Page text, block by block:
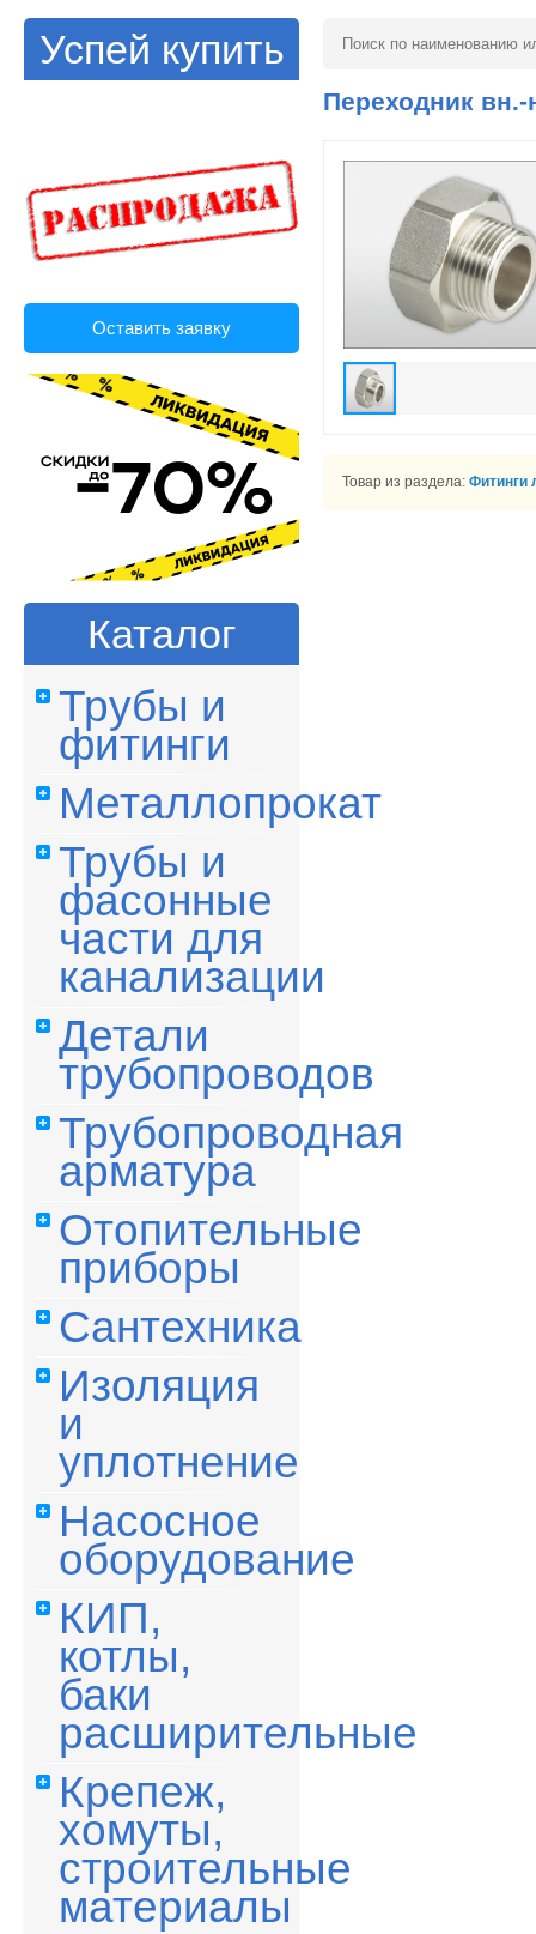
Успей купить
Оставить заявку
Каталог
Трубы и
фитинги
Металлопрокат
Трубы и
фасонные
части для
канализации
Детали
трубопроводов
Трубопроводная
арматура
Отопительные
приборы
Сантехника
Изоляция
и
уплотнение
Насосное
оборудование
КИП,
котлы,
баки
расширительные
Крепеж,
хомуты,
строительные
материалы
Переходник вн.-
Товар из раздела: Фитинги